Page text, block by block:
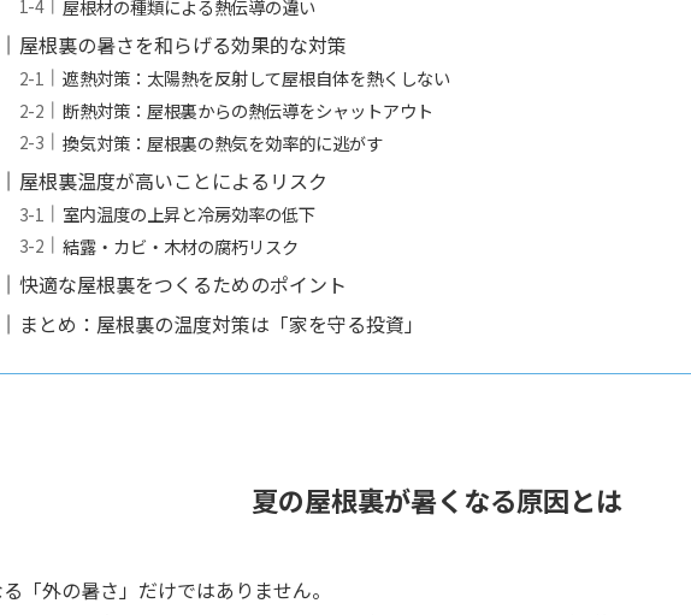
屋根材の種類による熱伝導の違い
屋根裏の暑さを和らげる効果的な対策
遮熱対策：太陽熱を反射して屋根自体を熱くしない
断熱対策：屋根裏からの熱伝導をシャットアウト
換気対策：屋根裏の熱気を効率的に逃がす
屋根裏温度が高いことによるリスク
室内温度の上昇と冷房効率の低下
結露・カビ・木材の腐朽リスク
快適な屋根裏をつくるためのポイント
まとめ：屋根裏の温度対策は「家を守る投資」
夏の屋根裏が暑くなる原因とは
「外の暑さ」だけではありません。